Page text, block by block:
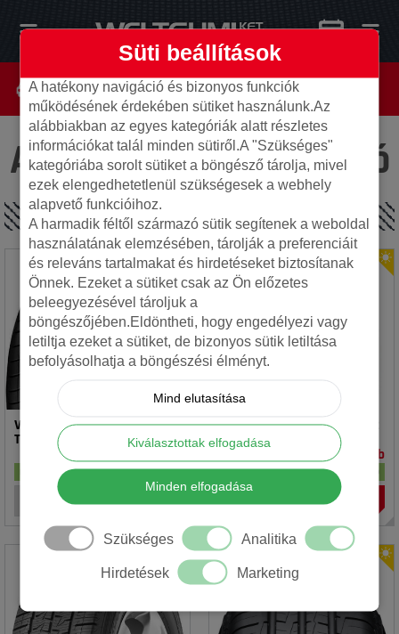
Az oldal nem található
SPECIÁLIS AJÁNLATOK
Vredestein 195/65R15 91T T-
TRAC 2 DOT23
17 db
Rotalla 195/65R15 91V RH02
14 990 Ft/ db
raktáron
Süti beállítások
A hatékony navigáció és bizonyos funkciók
működésének érdekében sütiket használunk.Az
alábbiakban az egyes kategóriák alatt részletes
információkat talál minden sütiről.A "Szükséges"
kategóriába sorolt sütiket a böngésző tárolja, mivel
ezek elengedhetetlenül szükségesek a webhely
alapvető funkcióihoz.
A harmadik féltől származó sütik segítenek a weboldal
használatának elemzésében, tárolják a preferenciáit
és releváns tartalmakat és hirdetéseket biztosítanak
Önnek. Ezeket a sütiket csak az Ön előzetes
beleegyezésével tároljuk a
böngészőjében.Eldöntheti, hogy engedélyezi vagy
letiltja ezeket a sütiket, de bizonyos sütik letiltása
befolyásolhatja a böngészési élményt.
Mind elutasítása
Kiválasztottak elfogadása
Minden elfogadása
Szükséges Analitika
Hirdetések Marketing